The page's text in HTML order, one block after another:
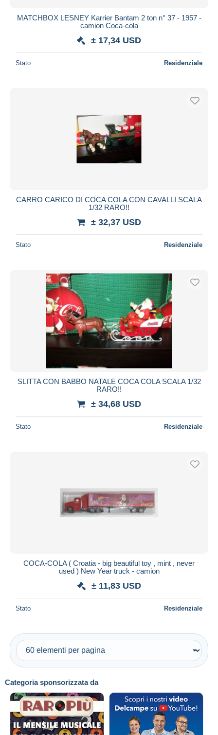
Categoria sponsorizzata da
MATCHBOX LESNEY Karrier Bantam 2 ton n° 37 - 1957 -
camion Coca-cola
± 17,34 USD
Stato Residenziale
CARRO CARICO DI COCA COLA CON CAVALLI SCALA
1/32 RARO!!
± 32,37 USD
Stato Residenziale
SLITTA CON BABBO NATALE COCA COLA SCALA 1/32
RARO!!
± 34,68 USD
Stato Residenziale
COCA-COLA ( Croatia - big beautiful toy , mint , never
used ) New Year truck - camion
± 11,83 USD
Stato Residenziale